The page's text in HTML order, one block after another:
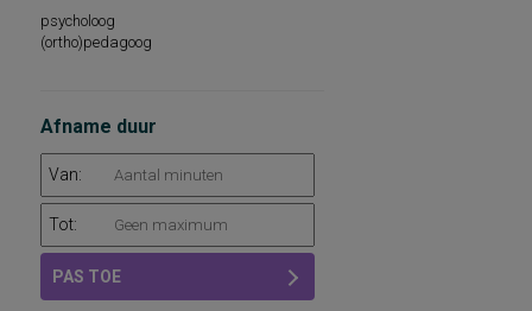
psycholoog
(ortho)pedagoog
Afname duur
Van:
Tot:
PAS TOE